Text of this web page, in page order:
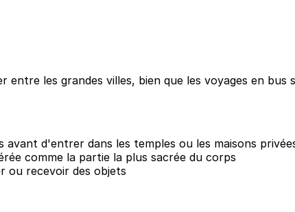
entre les grandes villes, bien que les voyages en
d'entrer dans les temples ou les maisons
comme la partie la plus sacrée du corps
ou recevoir des objets